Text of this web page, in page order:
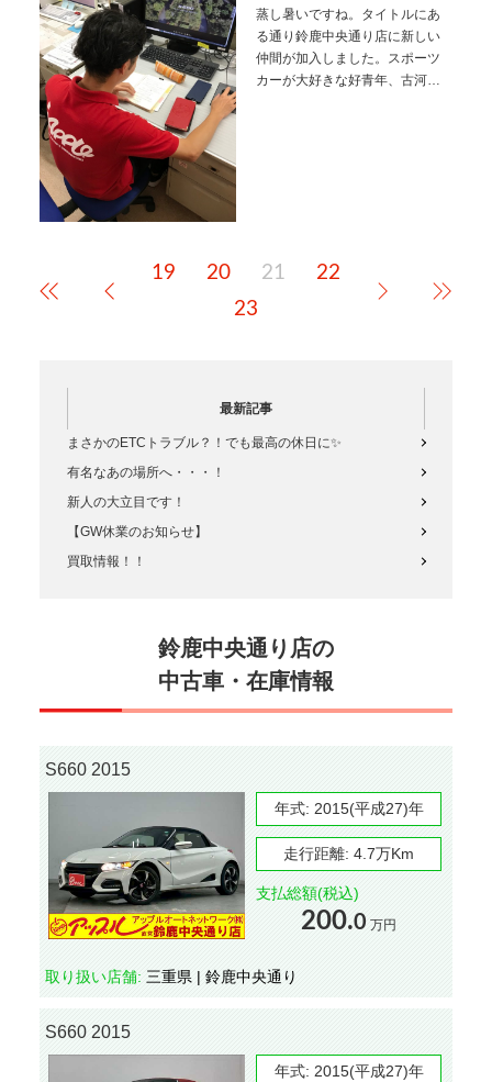
蒸し暑いですね。タイトルにあ
る通り鈴鹿中央通り店に新しい
仲間が加入しました。スポーツ
カーが大好きな好青年、古河君
19 20 21
22
23
最新記事
まさかのETCトラブル？！でも最高の休日に✨
有名なあの場所へ・・・！
新人の大立目です！
【GW休業のお知らせ】
買取情報！！
鈴鹿中央通り店の
中古車・在庫情報
S660 2015
年式: 2015(平成27)年
走行距離: 4.7万Km
支払総額(税込)
200.0 万円
取り扱い店舗: 三重県 | 鈴鹿中央通り
S660 2015
年式: 2015(平成27)年